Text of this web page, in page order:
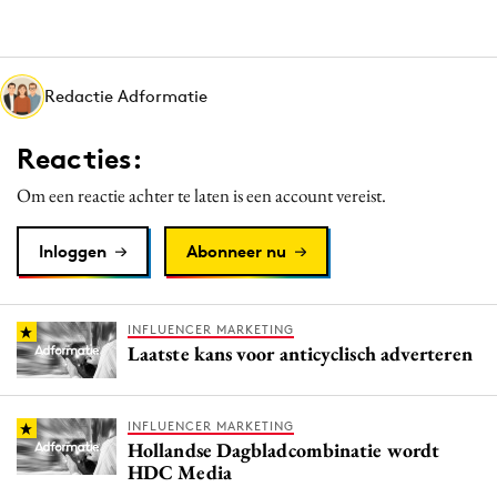
Interne communicatie
Martech
Media
Merkstrategie
PR
Purpose Marketing
Reputatie & crisis
Redactie Adformatie
Reacties:
Om een reactie achter te laten is een account vereist.
Inloggen Abonneer nu
INFLUENCER MARKETING
Laatste kans voor anticyclisch adverteren
INFLUENCER MARKETING
Hollandse Dagbladcombinatie wordt
HDC Media